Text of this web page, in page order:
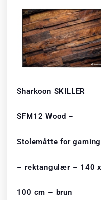
Sharkoon SKILLER
SFM12 Wood –
Stolemåtte for gaming
– rektangulær – 140 x
100 cm – brun